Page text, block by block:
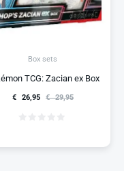
Box sets
TCG: Zacian ex Box
€ 29,95
€ 26,95